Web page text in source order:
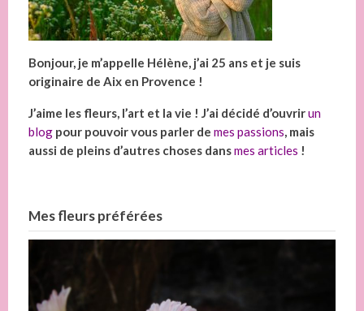
Bonjour, je m’appelle Hélène, j’ai 25 ans et je suis
originaire de Aix en Provence !
J’aime les fleurs, l’art et la vie ! J’ai décidé d’ouvrirun
blog pour pouvoir vous parler de mes passions, mais
aussi de pleins d’autres choses dansmes articles !
Mes fleurs préférées